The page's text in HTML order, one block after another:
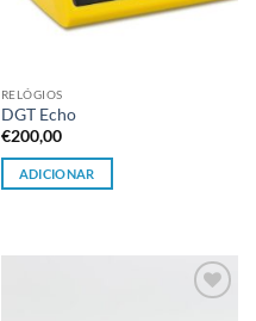
RELÓGIOS
DGT Echo
€200,00
ADICIONAR